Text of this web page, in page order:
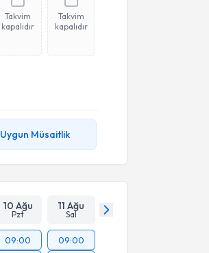
Takvim
kapalıdır
Takvim
kapalıdır
Uygun Müsaitlik
10 Ağu
Pzt
11 Ağu
Sal
09:00
09:00